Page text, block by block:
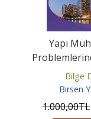
Yapı
(v23)Bilge
Birsen
1.000,00TL